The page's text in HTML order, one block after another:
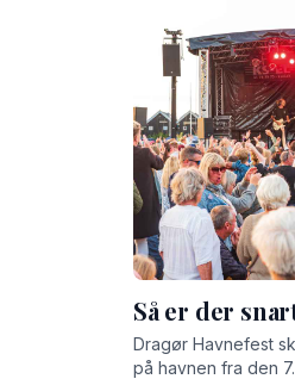
Så er der
Dragør Havnefest
på havnen fra den